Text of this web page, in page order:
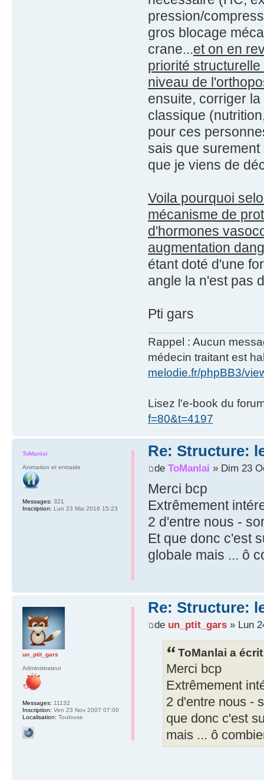
pression/
gros blocage
crane...et on en
priorité
niveau de
ensuite, corriger
classique
pour ces
sais que
que je viens de
Voila pourquoi
mécanisme de
d'hormones
augmentation
étant doté d'une
angle la n'est pas
Pti gars
Rappel : Aucun
médecin traitant est
melodie.fr/phpBB3/
Lisez l'e-book du
f=80&t=4197
Re: Structure:
de ToManlai » Dim 23
Merci bcp
Extrêmement
2 d'entre nous -
Et que donc c'est
globale mais ... ô
ToManlai
Animation et entraide
Messages: 321
Inscription: Lun 23 Mai 2016 15:23
Re: Structure:
de un_ptit_gars» Lun
ToManlai a
Merci bcp
Extrêmement
2 d'entre nous -
que donc c'est
mais ... ô
un_ptit_gars
Administrateur
Messages: 11132
Inscription: Ven 23 Nov 2007 07:00
Localisation: Toulouse